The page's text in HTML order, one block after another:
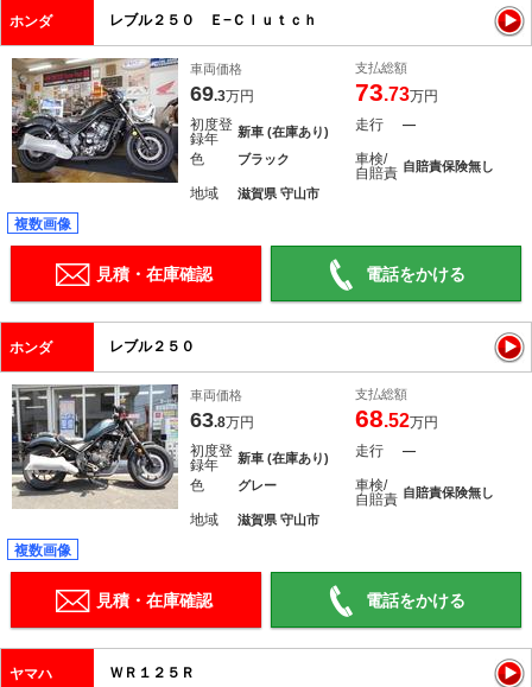
ホンダ レブル２５０ Ｅ−Ｃｌｕｔｃｈ
車両価格
69.3万円
支払総額
73.73万円
初度登
録年
新車 (在庫あり) 走行 ―
色 ブラック
車検/
自賠責 自賠責保険無し
地域 滋賀県 守山市
複数画像
見積・在庫確認 電話をかける
ホンダ レブル２５０
車両価格
63.8万円
支払総額
68.52万円
初度登
録年
新車 (在庫あり) 走行 ―
色 グレー
車検/
自賠責 自賠責保険無し
地域 滋賀県 守山市
複数画像
見積・在庫確認 電話をかける
ヤマハ ＷＲ１２５Ｒ